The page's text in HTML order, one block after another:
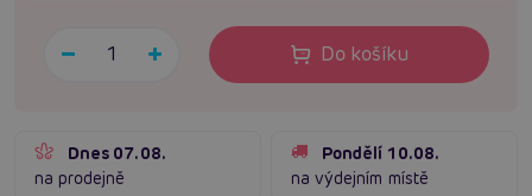
Do košíku
Dnes 07.08.
na prodejně
Pondělí 10.08.
na výdejním místě